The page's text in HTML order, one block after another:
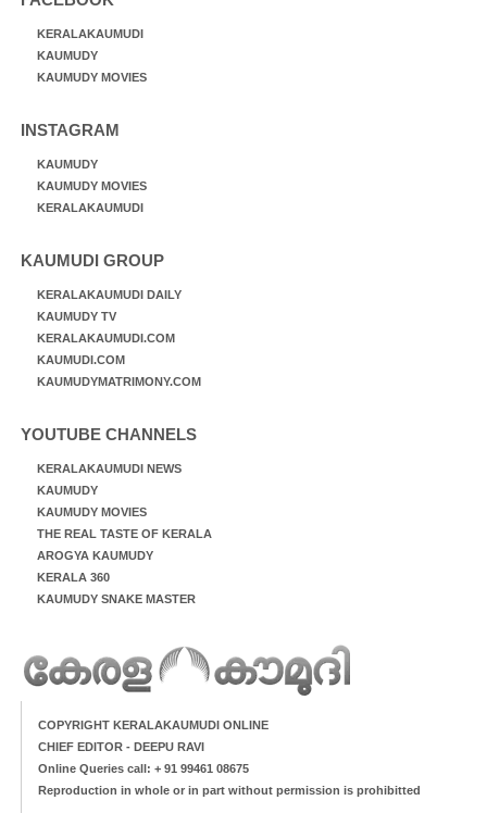
KERALAKAUMUDI
KAUMUDY
KAUMUDY MOVIES
INSTAGRAM
KAUMUDY
KAUMUDY MOVIES
KERALAKAUMUDI
KAUMUDI GROUP
KERALAKAUMUDI DAILY
KAUMUDY TV
KERALAKAUMUDI.COM
KAUMUDI.COM
KAUMUDYMATRIMONY.COM
YOUTUBE CHANNELS
KERALAKAUMUDI NEWS
KAUMUDY
KAUMUDY MOVIES
THE REAL TASTE OF KERALA
AROGYA KAUMUDY
KERALA 360
KAUMUDY SNAKE MASTER
COPYRIGHT KERALAKAUMUDI ONLINE
CHIEF EDITOR - DEEPU RAVI
Online Queries call: + 91 99461 08675
Reproduction in whole or in part without permission is prohibitted